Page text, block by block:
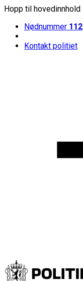
Hopp til hovedinnhold
Nødnummer 112
Kontakt politiet